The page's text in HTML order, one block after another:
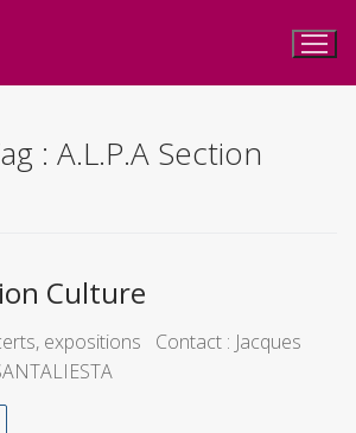
: A.L.P.A Section
Culture
expositions Contact : Jacques